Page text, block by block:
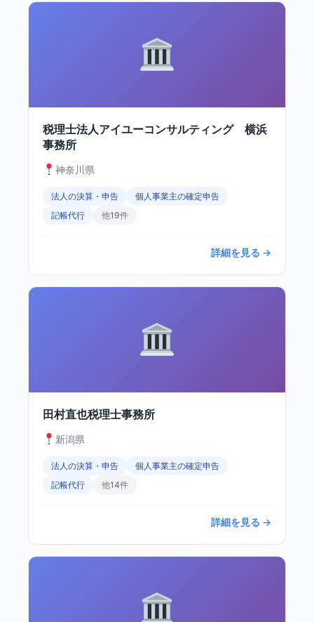
税理士法人アイユーコンサルティング 横浜
事務所
神奈川県
法人の決算・申告
個人事業主の確定申告
記帳代行
他19件
詳細を見る →
田村直也税理士事務所
新潟県
法人の決算・申告
個人事業主の確定申告
記帳代行
他14件
詳細を見る →